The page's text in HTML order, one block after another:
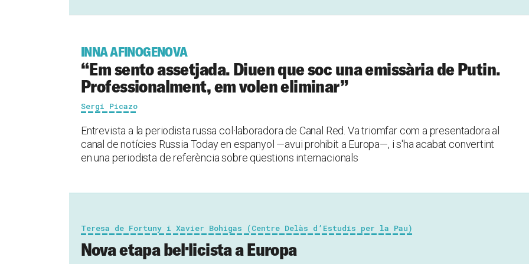
INNA AFINOGENOVA
“Em sento assetjada. Diuen que soc una emissària de Putin.
Professionalment, em volen eliminar”
Sergi Picazo
Entrevista a la periodista russa col·laboradora de Canal Red. Va triomfar com a presentadora al
canal de notícies Russia Today en espanyol —avui prohibit a Europa—, i s'ha acabat convertint
en una periodista de referència sobre qüestions internacionals
Teresa de Fortuny i Xavier Bohigas (Centre Delàs d’Estudis per la Pau)
Nova etapa bel·licista a Europa